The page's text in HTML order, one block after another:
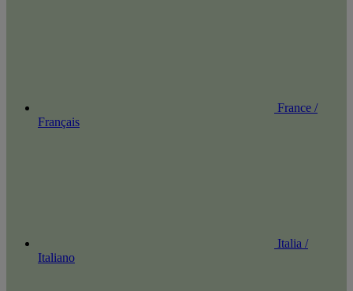
France /
Français
Italia /
Italiano